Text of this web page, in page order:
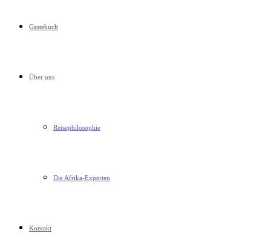
Gästebuch
Über uns
Reisephilosophie
Die Afrika-Experten
Kontakt